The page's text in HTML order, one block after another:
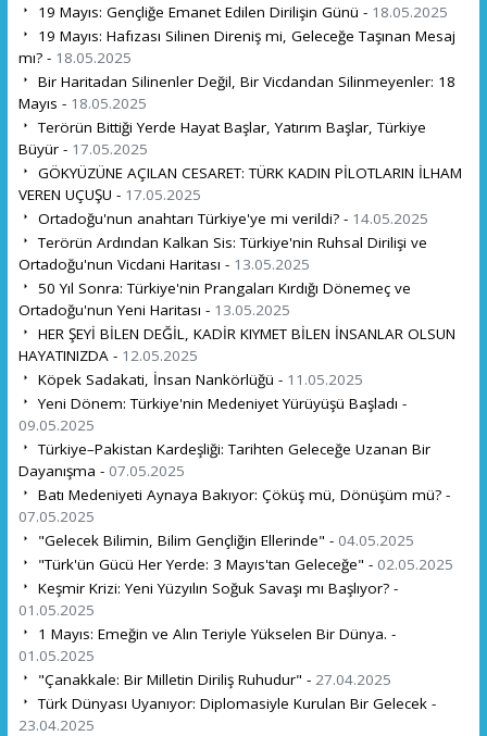
19 Mayıs: Gençliğe Emanet Edilen Dirilişin Günü - 18.05.2025
19 Mayıs: Hafızası Silinen Direniş mi, Geleceğe Taşınan Mesaj
mı? - 18.05.2025
Bir Haritadan Silinenler Değil, Bir Vicdandan Silinmeyenler: 18
Mayıs - 18.05.2025
Terörün Bittiği Yerde Hayat Başlar, Yatırım Başlar, Türkiye
Büyür - 17.05.2025
GÖKYÜZÜNE AÇILAN CESARET: TÜRK KADIN PİLOTLARIN İLHAM
VEREN UÇUŞU - 17.05.2025
Ortadoğu'nun anahtarı Türkiye'ye mi verildi? - 14.05.2025
Terörün Ardından Kalkan Sis: Türkiye'nin Ruhsal Dirilişi ve
Ortadoğu'nun Vicdani Haritası - 13.05.2025
50 Yıl Sonra: Türkiye'nin Prangaları Kırdığı Dönemeç ve
Ortadoğu'nun Yeni Haritası - 13.05.2025
HER ŞEYİ BİLEN DEĞİL, KADİR KIYMET BİLEN İNSANLAR OLSUN
HAYATINIZDA - 12.05.2025
Köpek Sadakati, İnsan Nankörlüğü - 11.05.2025
Yeni Dönem: Türkiye'nin Medeniyet Yürüyüşü Başladı -
09.05.2025
Türkiye–Pakistan Kardeşliği: Tarihten Geleceğe Uzanan Bir
Dayanışma - 07.05.2025
Batı Medeniyeti Aynaya Bakıyor: Çöküş mü, Dönüşüm mü? -
07.05.2025
"Gelecek Bilimin, Bilim Gençliğin Ellerinde" - 04.05.2025
"Türk'ün Gücü Her Yerde: 3 Mayıs'tan Geleceğe" - 02.05.2025
Keşmir Krizi: Yeni Yüzyılın Soğuk Savaşı mı Başlıyor? -
01.05.2025
1 Mayıs: Emeğin ve Alın Teriyle Yükselen Bir Dünya. -
01.05.2025
"Çanakkale: Bir Milletin Diriliş Ruhudur" - 27.04.2025
Türk Dünyası Uyanıyor: Diplomasiyle Kurulan Bir Gelecek -
23.04.2025